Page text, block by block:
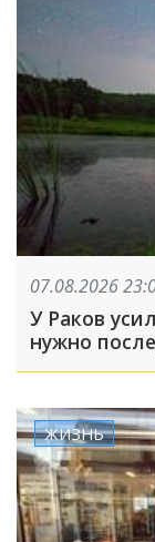
07.08.2026
У Раков
нужно
ЖИЗНЬ